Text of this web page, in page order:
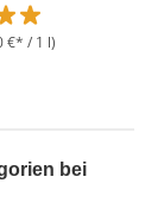
€* / 1 l)
bei